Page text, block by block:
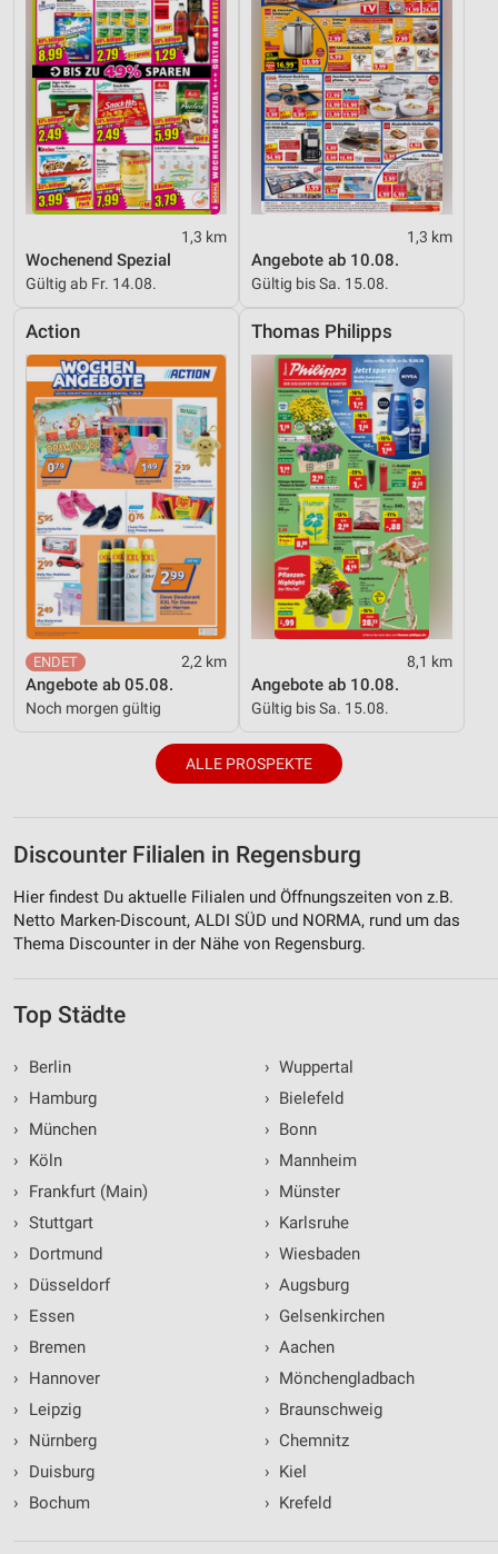
1,3 km
Wochenend Spezial
Gültig ab Fr. 14.08.
1,3 km
Angebote ab 10.08.
Gültig bis Sa. 15.08.
Action
2,2 km
Angebote ab 05.08.
Noch morgen gültig
Thomas Philipps
8,1 km
Angebote ab 10.08.
Gültig bis Sa. 15.08.
ALLE PROSPEKTE
Discounter Filialen in Regensburg
Hier findest Du aktuelle Filialen und Öffnungszeiten von z.B.
Netto Marken-Discount, ALDI SÜD und NORMA, rund um das
Thema Discounter in der Nähe von Regensburg.
Top Städte
›
Berlin
›
Hamburg
›
München
›
Köln
›
Frankfurt (Main)
› Stuttgart
›
Dortmund
›
Düsseldorf
›
Essen
›
Bremen
›
Hannover
›
Leipzig
›
Nürnberg
›
Duisburg
›
Bochum
› Wuppertal
› Bielefeld
› Bonn
› Mannheim
› Münster
› Karlsruhe
› Wiesbaden
› Augsburg
› Gelsenkirchen
› Aachen
› Mönchengladbach
› Braunschweig
› Chemnitz
› Kiel
› Krefeld